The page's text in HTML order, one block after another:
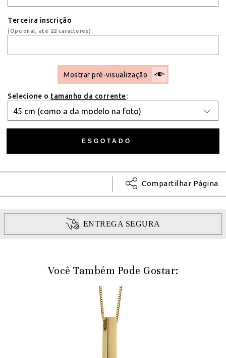
Terceira inscrição
(Opcional, até 22 caracteres):
Mostrar pré-visualização
Selecione o tamanho da corrente:
Compartilhar Página
ENTREGA SEGURA
Você Também Pode Gostar: